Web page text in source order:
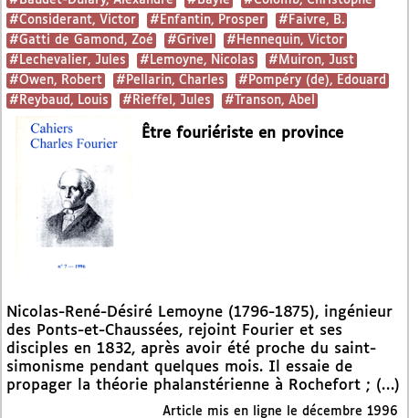
#Considerant, Victor
#Enfantin, Prosper
#Faivre, B.
#Gatti de Gamond, Zoé
#Grivel
#Hennequin, Victor
#Lechevalier, Jules
#Lemoyne, Nicolas
#Muiron, Just
#Owen, Robert
#Pellarin, Charles
#Pompéry (de), Edouard
#Reybaud, Louis
#Rieffel, Jules #Transon, Abel
Être fouriériste en province
Nicolas-René-Désiré Lemoyne (1796-1875), ingénieur
des Ponts-et-Chaussées, rejoint Fourier et ses
disciples en 1832, après avoir été proche du saint-
simonisme pendant quelques mois. Il essaie de
propager la théorie phalanstérienne à Rochefort ; (…)
Article mis en ligne le décembre 1996